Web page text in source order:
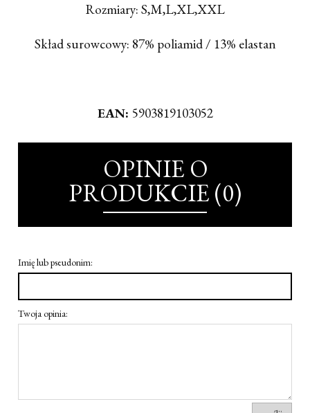
Rozmiary: S,M,L,XL,XXL
Skład surowcowy: 87% poliamid / 13% elastan
EAN: 5903819103052
OPINIE O
PRODUKCIE (0)
Imię lub pseudonim:
Twoja opinia: